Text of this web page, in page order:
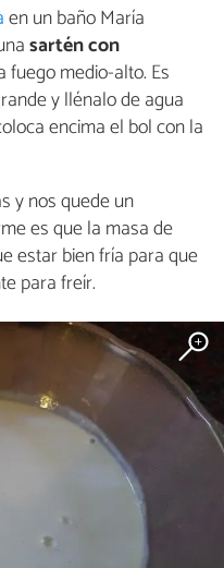
en un baño María
sartén con
fuego medio-alto. Es
y llénalo de agua
encima el bol con la
y nos quede un
es que la masa de
estar bien fría para que
para freír.